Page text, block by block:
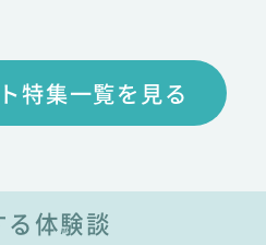
特集一覧を見る
る体験談